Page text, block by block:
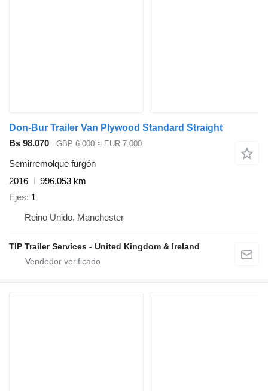
Don-Bur Trailer Van Plywood Standard Straight
Bs 98.070
GBP 6.000 ≈ EUR 7.000
Semirremolque furgón
2016
996.053 km
Ejes 1
Reino Unido, Manchester
TIP Trailer Services - United Kingdom & Ireland